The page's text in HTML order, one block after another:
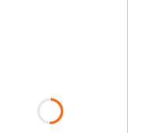
(+35,00 zł)